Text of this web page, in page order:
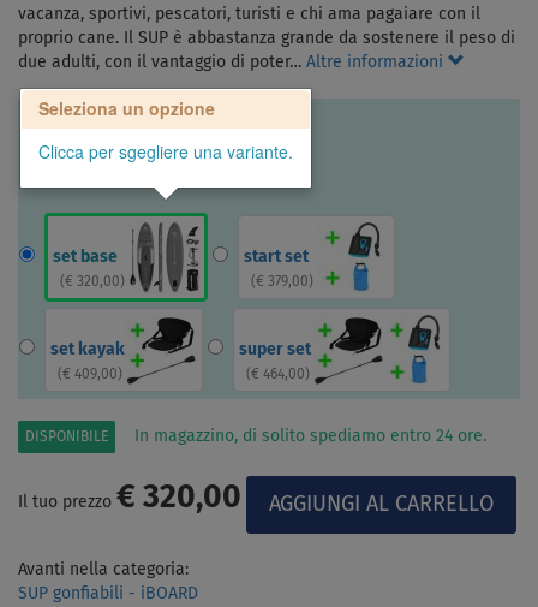
vacanza, sportivi, pescatori, turisti e chi ama pagaiare con il
proprio cane. Il SUP è abbastanza grande da sostenere il peso di
due adulti, con il vantaggio di poter… Altre informazioni
Seleziona un opzione
Clicca per sgegliere una variante.
set base
( € 320,00)
start set
(€ 379,00)
set kayak
( € 409,00)
super set
(€ 464,00)
DISPONIBILE In magazzino, di solito spediamo entro 24 ore.
Il tuo prezzo € 320,00
Avanti nella categoria:
SUP gonfiabili - iBOARD